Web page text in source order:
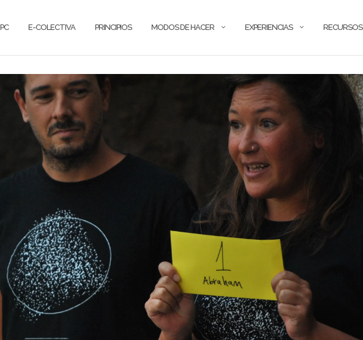
E-COLECTIVA PRINCIPIOS MODOS DE HACER EXPERIENCIAS RECURSOS